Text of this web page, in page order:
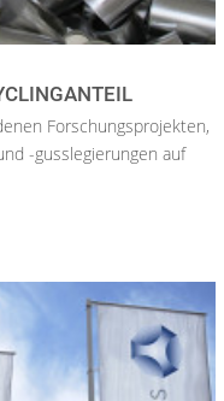
Forschungsprojekten,
-gusslegierungen auf